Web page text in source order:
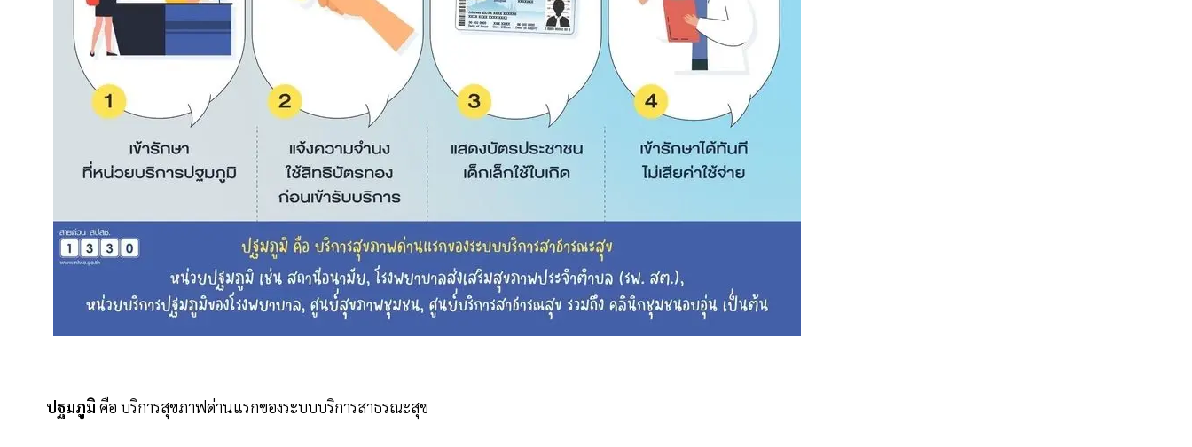
ปฐมภูมิ คือ บริการสุขภาฟด่านแรกของระบบบริการสาธรณะสุข